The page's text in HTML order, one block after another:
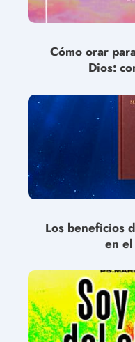
Cómo orar
Dios:
Los beneficios
en